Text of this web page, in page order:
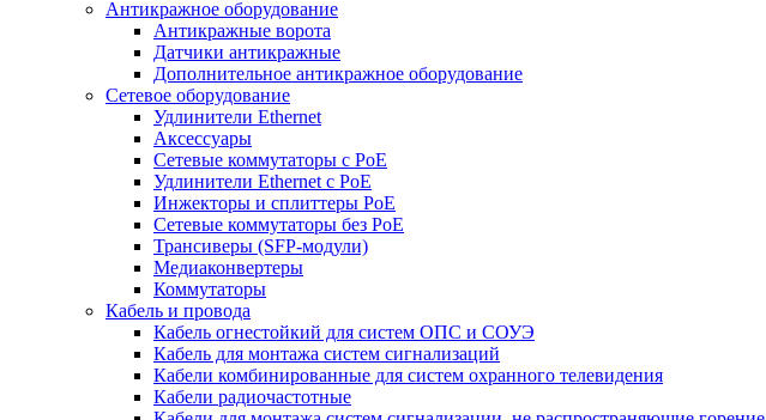
Антикражное оборудование
Антикражные ворота
Датчики антикражные
Дополнительное антикражное оборудование
Сетевое оборудование
Удлинители Ethernet
Аксессуары
Сетевые коммутаторы с РоЕ
Удлинители Ethernet с PoE
Инжекторы и сплиттеры РоЕ
Сетевые коммутаторы без РоЕ
Трансиверы (SFP-модули)
Медиаконвертеры
Коммутаторы
Кабель и провода
Кабель огнестойкий для систем ОПС и СОУЭ
Кабель для монтажа систем сигнализаций
Кабели комбинированные для систем охранного телевидения
Кабели радиочастотные